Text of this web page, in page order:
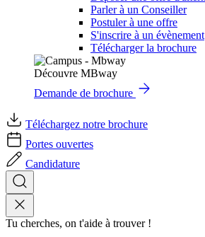
Parler à un Conseiller
Postuler à une offre
S'inscrire à un évènement
Télécharger la brochure
Découvre MBway
Demande de brochure
Téléchargez notre brochure
Portes ouvertes
Candidature
Tu cherches, on t'aide à trouver !